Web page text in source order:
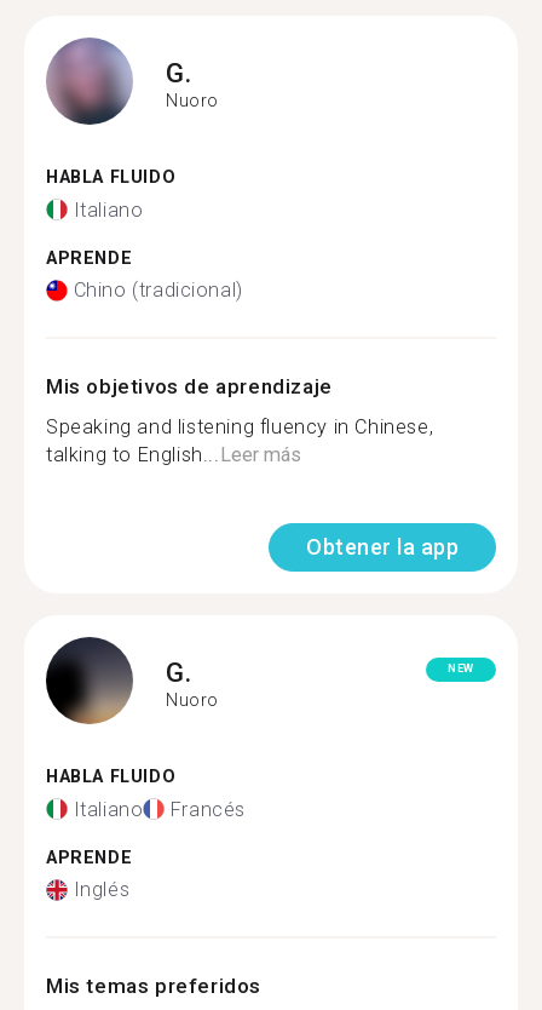
G.
Nuoro
HABLA FLUIDO
Italiano
APRENDE
Chino (tradicional)
Mis objetivos de aprendizaje
Speaking and listening fluency in Chinese,
talking to English...Leer más
Obtener la app
G.
Nuoro
NEW
HABLA FLUIDO
Italiano Francés
APRENDE
Inglés
Mis temas preferidos